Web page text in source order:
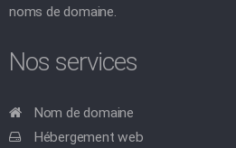
noms de domaine.
Nos services
Nom de domaine
Hébergement web